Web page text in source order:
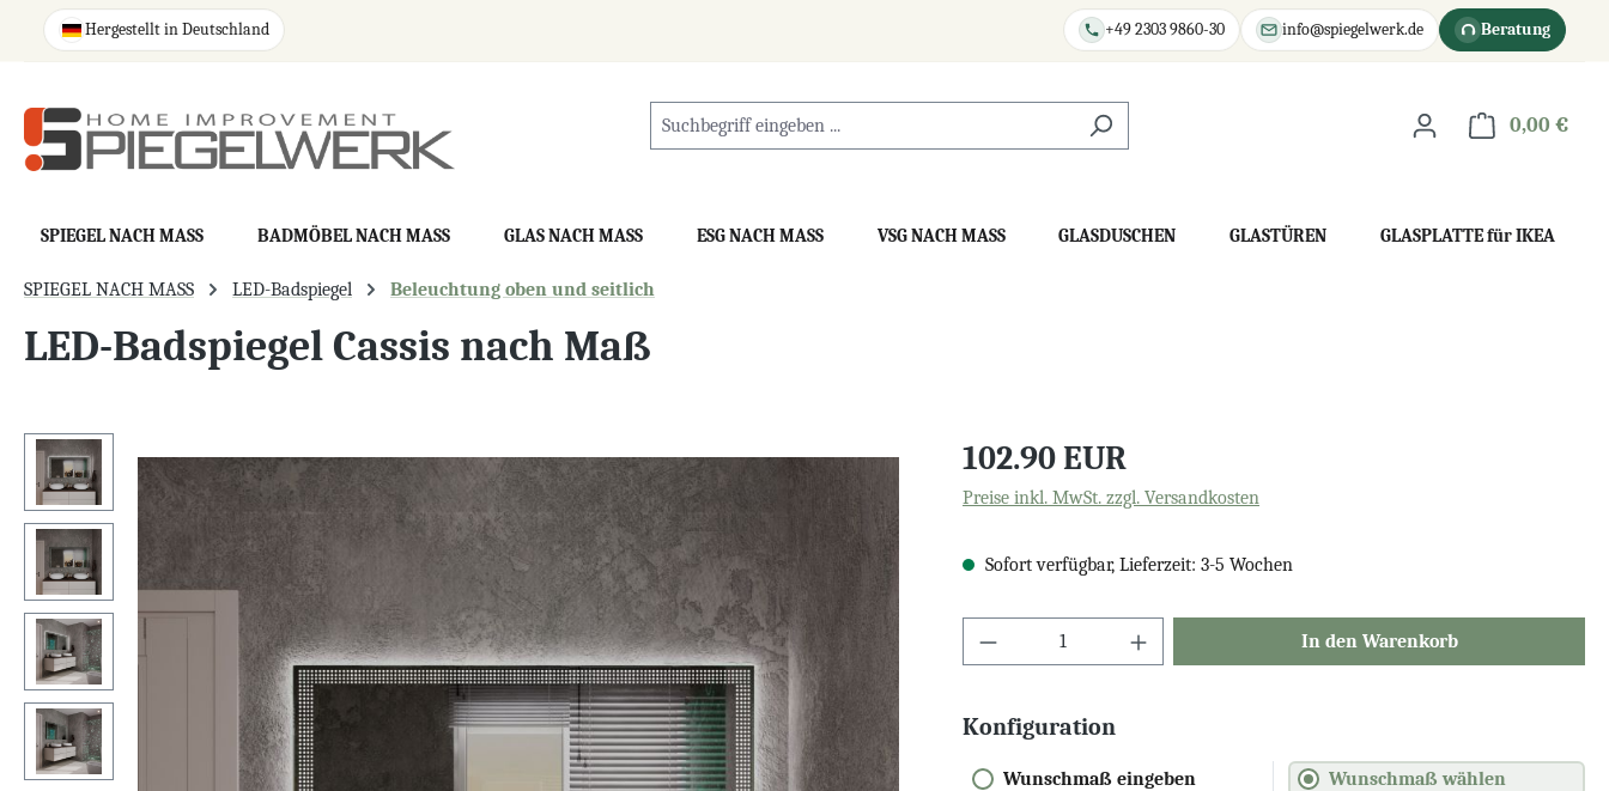
Zur Hauptnavigation springen
Hergestellt in Deutschland +49 2303 9860-30 info@spiegelwerk.de Beratung
0,00 €
SPIEGEL NACH MASS BADMÖBEL NACH MASS GLAS NACH MASS ESG NACH MASS VSG NACH MASS GLASDUSCHEN GLASTÜREN GLASPLATTE für IKEA
SPIEGEL NACH MASS LED-Badspiegel Beleuchtung oben und seitlich
LED-Badspiegel Cassis nach Maß
Bildergalerie überspringen 102.90 EUR
Preise inkl. MwSt. zzgl. Versandkosten
Sofort verfügbar, Lieferzeit: 3-5 Wochen
In den Warenkorb
Konfiguration
Wunschmaß eingeben
Wunschmaß wählen